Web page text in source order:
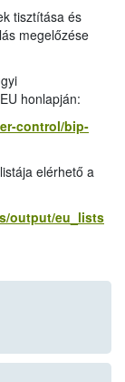
tisztítása és
megelőzése
honlapján:
control/bip-
elérhető a
output/eu_lists